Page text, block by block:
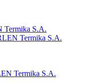
Termika S.A.
Termika S.A.
Termika S.A.